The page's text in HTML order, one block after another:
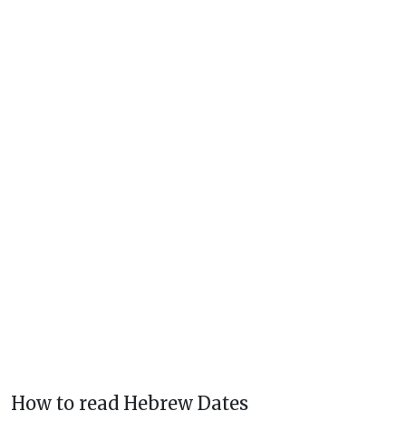
How to read Hebrew Dates